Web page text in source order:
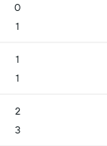
0
1
1
1
2
3